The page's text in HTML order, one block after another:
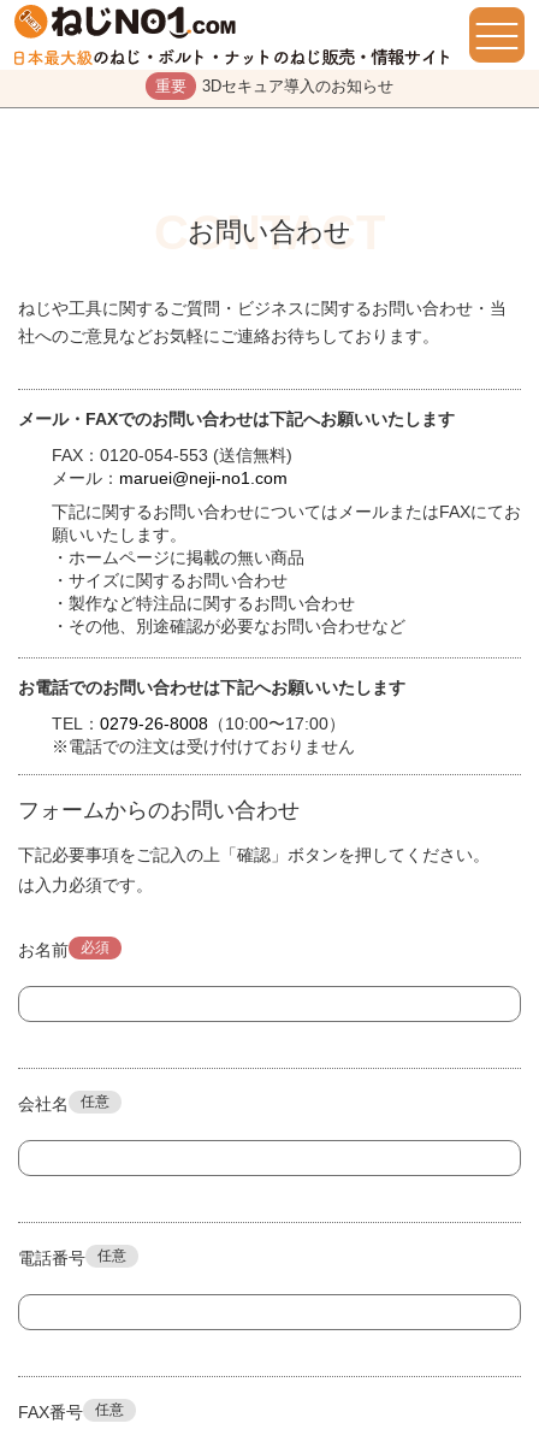
重要 3Dセキュア導入のお知らせ
お問い合わせ
ねじや工具に関するご質問・ビジネスに関するお問い合わせ・当
社へのご意見などお気軽にご連絡お待ちしております。
メール・FAXでのお問い合わせは下記へお願いいたします
FAX：0120-054-553 (送信無料)
メール： maruei@neji-no1.com
下記に関するお問い合わせについてはメールまたはFAXにてお
願いいたします。
・ホームページに掲載の無い商品
・サイズに関するお問い合わせ
・製作など特注品に関するお問い合わせ
・その他、別途確認が必要なお問い合わせなど
お電話でのお問い合わせは下記へお願いいたします
TEL： 0279-26-8008 （10:00〜17:00）
※電話での注文は受け付けておりません
フォームからのお問い合わせ
下記必要事項をご記入の上「確認」ボタンを押してください。
は入力必須です。
お名前 必須
会社名 任意
電話番号 任意
FAX番号 任意